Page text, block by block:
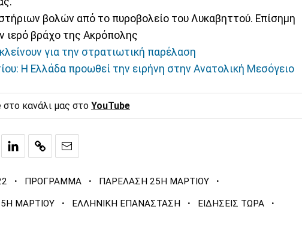
βολών από το πυροβολείο του Λυκαβηττού. Επίσημη
ιερό βράχο της Ακρόπολης
για την στρατιωτική παρέλαση
Η Ελλάδα προωθεί την ειρήνη στην Ανατολική Μεσόγειο
κανάλι μας στο YouTube
· ΠΡΟΓΡΑΜΜΑ · ΠΑΡΕΛΑΣΗ 25Η ΜΑΡΤΙΟΥ ·
ΜΑΡΤΙΟΥ · ΕΛΛΗΝΙΚΗ ΕΠΑΝΑΣΤΑΣΗ · ΕΙΔΗΣΕΙΣ ΤΩΡΑ ·